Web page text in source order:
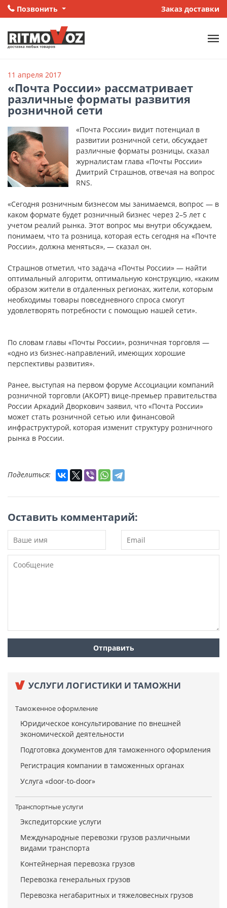
Позвонить Заказ доставки
11 апреля 2017
«Почта России» рассматривает
различные форматы развития
розничной сети
«Почта России» видит потенциал в
развитии розничной сети, обсуждает
различные форматы розницы, сказал
журналистам глава «Почты России»
Дмитрий Страшнов, отвечая на вопрос
RNS.
«Сегодня розничным бизнесом мы занимаемся, вопрос — в
каком формате будет розничный бизнес через 2–5 лет с
учетом реалий рынка. Этот вопрос мы внутри обсуждаем,
понимаем, что та розница, которая есть сегодня на «Почте
России», должна меняться», — сказал он.
Страшнов отметил, что задача «Почты России» — найти
оптимальный алгоритм, оптимальную конструкцию, «каким
образом жители в отдаленных регионах, жители, которым
необходимы товары повседневного спроса смогут
удовлетворять потребности с помощью нашей сети».
По словам главы «Почты России», розничная торговля —
«одно из бизнес-направлений, имеющих хорошие
перспективы развития».
Ранее, выступая на первом форуме Ассоциации компаний
розничной торговли (АКОРТ) вице-премьер правительства
России Аркадий Дворкович заявил, что «Почта России»
может стать розничной сетью или финансовой
инфраструктурой, которая изменит структуру розничного
рынка в России.
Поделиться:
Оставить комментарий:
УСЛУГИ ЛОГИСТИКИ И ТАМОЖНИ
Таможенное оформление
Юридическое консультирование по внешней
экономической деятельности
Подготовка документов для таможенного оформления
Регистрация компании в таможенных органах
Услуга «door-to-door»
Транспортные услуги
Экспедиторские услуги
Международные перевозки грузов различными
видами транспорта
Контейнерная перевозка грузов
Перевозка генеральных грузов
Перевозка негабаритных и тяжеловесных грузов